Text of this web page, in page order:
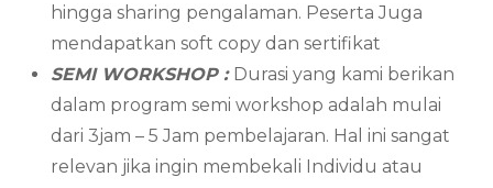
hingga sharing pengalaman. Peserta Juga
mendapatkan soft copy dan sertifikat
SEMI WORKSHOP : Durasi yang kami berikan
dalam program semi workshop adalah mulai
dari 3jam – 5 Jam pembelajaran. Hal ini sangat
relevan jika ingin membekali Individu atau